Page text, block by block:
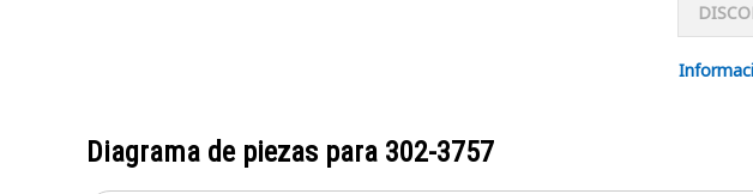
Diagrama de piezas para 302-3757